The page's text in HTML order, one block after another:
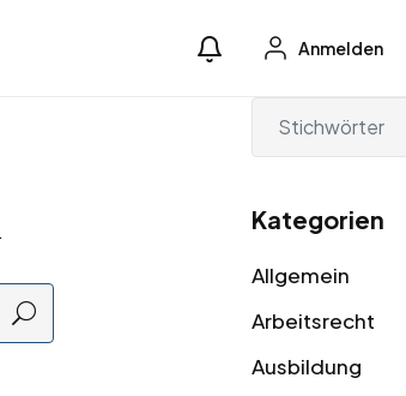
Anmelden
Kategorien
Allgemein
Arbeitsrecht
Ausbildung